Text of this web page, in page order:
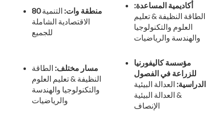
80 منطقة وات: التنمية
الاقتصادية الشاملة
للجميع
أكاديمية المساعدة:
الطاقة النظيفة & تعليم
العلوم والتكنولوجيا
والهندسة والرياضيات
مسار مختلف: الطاقة
النظيفة & تعليم العلوم
والتكنولوجيا والهندسة
والرياضيات
مؤسسة كاليفورنيا
للزراعة في الفصول
الدراسية: العدالة البيئية
& العدالة البيئية
الإنصاف